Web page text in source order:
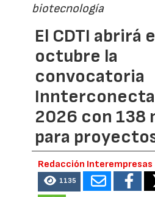
biotecnología
El CDTI abrirá
octubre la
convocatoria
Innterconecta
2026 con 138
para
Redacción Interempresas
1135